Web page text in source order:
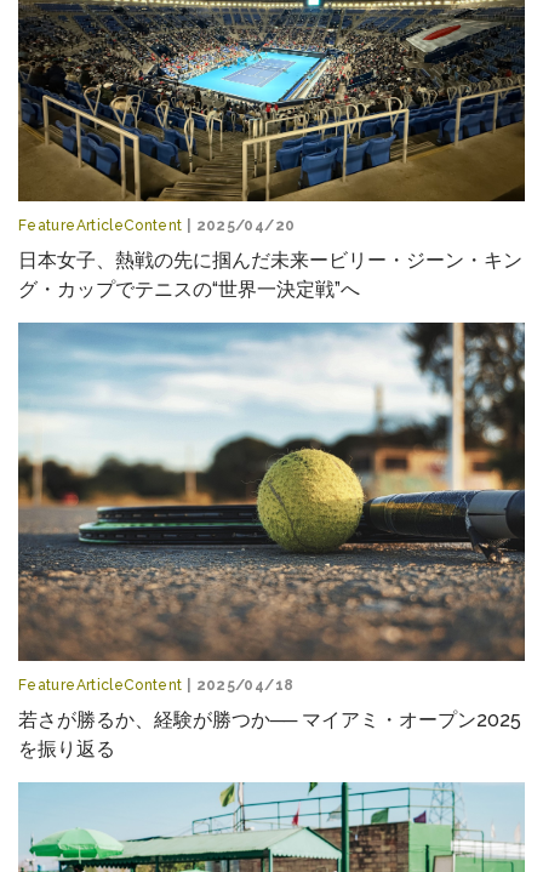
FeatureArticleContent | 2025/04/20
日本女子、熱戦の先に掴んだ未来ービリー・ジーン・キン
グ・カップでテニスの“世界一決定戦”へ
FeatureArticleContent | 2025/04/18
若さが勝るか、経験が勝つか── マイアミ・オープン2025
を振り返る